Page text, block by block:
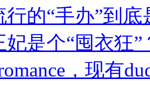
行的“手办”到底
妃是个“囤衣狂”
，现有